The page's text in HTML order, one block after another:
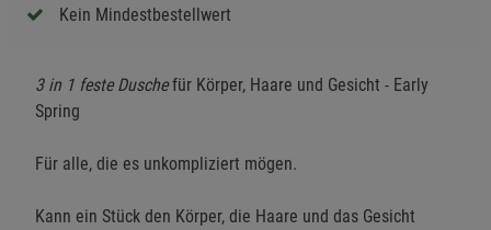
Kein Mindestbestellwert
3 in 1 feste Duschefür Körper, Haare und Gesicht - Early
Spring
Für alle, die es unkompliziert mögen.
Kann ein Stück den Körper, die Haare und das Gesicht